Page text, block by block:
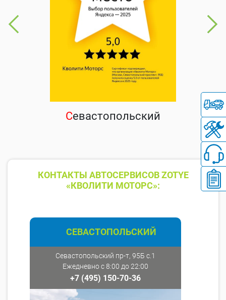
Севастопольский
КОНТАКТЫ АВТОСЕРВИСОВ ZOTYE
«КВОЛИТИ МОТОРС»:
СЕВАСТОПОЛЬСКИЙ
Севастопольский пр-т, 95Б с.1
Ежедневно с 8:00 до 22:00
+7 (495) 150-70-36